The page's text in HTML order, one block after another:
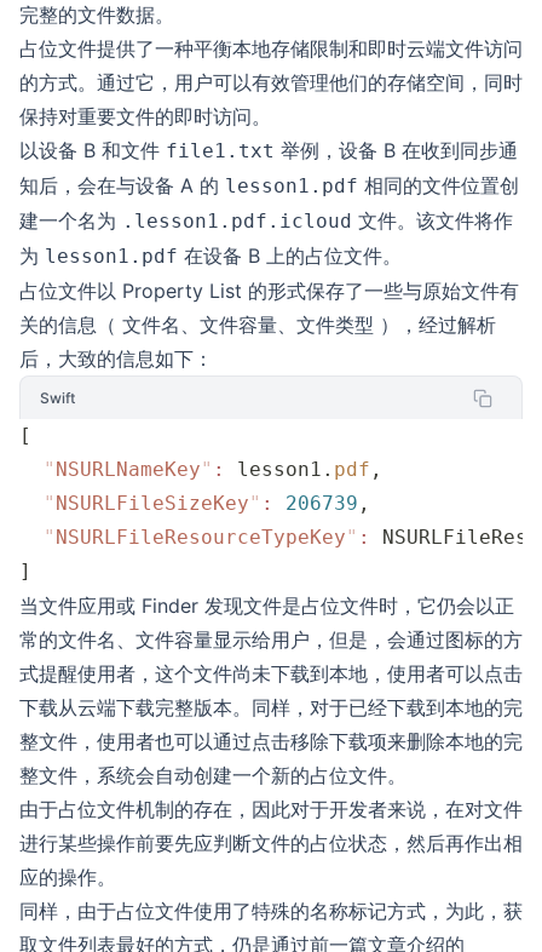
完整的文件数据。
占位文件提供了一种平衡本地存储限制和即时云端文件访问
的方式。通过它，用户可以有效管理他们的存储空间，同时
保持对重要文件的即时访问。
以设备 B 和文件 file1.txt 举例，设备 B 在收到同步通
知后，会在与设备 A 的 lesson1.pdf 相同的文件位置创
建一个名为 .lesson1.pdf.icloud 文件。该文件将作
为 lesson1.pdf 在设备 B 上的占位文件。
占位文件以 Property List 的形式保存了一些与原始文件有
关的信息（ 文件名、文件容量、文件类型 ），经过解析
后，大致的信息如下：
Swift
[
  "
NSURLNameKey" : lesson1. pdf ,
  "
NSURLFileSizeKey" : 206739 ,
  "
NSURLFileResourceTypeKey" :
]
当文件应用或 Finder 发现文件是占位文件时，它仍会以正
常的文件名、文件容量显示给用户，但是，会通过图标的方
式提醒使用者，这个文件尚未下载到本地，使用者可以点击
下载从云端下载完整版本。同样，对于已经下载到本地的完
整文件，使用者也可以通过点击移除下载项来删除本地的完
整文件，系统会自动创建一个新的占位文件。
由于占位文件机制的存在，因此对于开发者来说，在对文件
进行某些操作前要先应判断文件的占位状态，然后再作出相
应的操作。
同样，由于占位文件使用了特殊的名称标记方式，为此，获
取文件列表最好的方式，仍是通过前一篇文章介绍的